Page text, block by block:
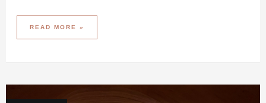
2019-
冬
DAY
季
峽
READ MORE »